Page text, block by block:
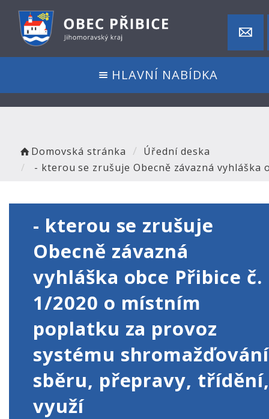
HLAVNÍ NABÍDKA
Domovská stránka
Úřední deska
- kterou se zrušuje Obecně závazná
- kterou se zrušuje
Obecně závazná
vyhláška obce Přibice č.
1/2020 o místním
poplatku za provoz
systému
sběru, přepravy, třídění,
využí